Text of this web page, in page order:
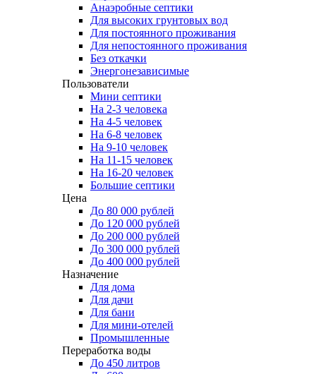
Анаэробные септики
Для высоких грунтовых вод
Для постоянного проживания
Для непостоянного проживания
Без откачки
Энергонезависимые
Пользователи
Мини септики
На 2-3 человека
На 4-5 человек
На 6-8 человек
На 9-10 человек
На 11-15 человек
На 16-20 человек
Большие септики
Цена
До 80 000 рублей
До 120 000 рублей
До 200 000 рублей
До 300 000 рублей
До 400 000 рублей
Назначение
Для дома
Для дачи
Для бани
Для мини-отелей
Промышленные
Переработка воды
До 450 литров